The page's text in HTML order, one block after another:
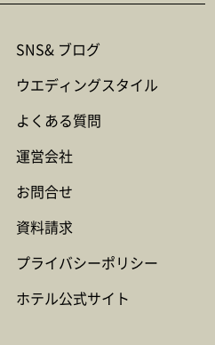
SNS& ブログ
ウエディングスタイル
よくある質問
運営会社
お問合せ
資料請求
プライバシーポリシー
ホテル公式サイト